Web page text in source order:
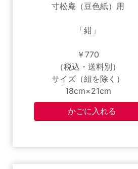
寸松庵（豆色紙）用
「紺」
￥770
（税込・送料別）
サイズ（紐を除く）
18cm×21cm